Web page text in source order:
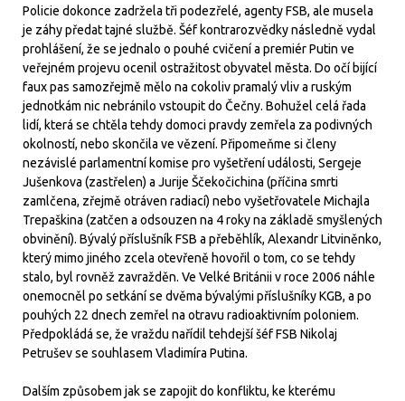
Policie dokonce zadržela tři podezřelé, agenty FSB, ale musela
je záhy předat tajné službě. Šéf kontrarozvědky následně vydal
prohlášení, že se jednalo o pouhé cvičení a premiér Putin ve
veřejném projevu ocenil ostražitost obyvatel města. Do očí bijící
faux pas samozřejmě mělo na cokoliv pramalý vliv a ruským
jednotkám nic nebránilo vstoupit do Čečny. Bohužel celá řada
lidí, která se chtěla tehdy domoci pravdy zemřela za podivných
okolností, nebo skončila ve vězení. Připomeňme si členy
nezávislé parlamentní komise pro vyšetření události, Sergeje
Jušenkova (zastřelen) a Jurije Ščekočichina (příčina smrti
zamlčena, zřejmě otráven radiací) nebo vyšetřovatele Michajla
Trepaškina (zatčen a odsouzen na 4 roky na základě smyšlených
obvinění). Bývalý příslušník FSB a přeběhlík, Alexandr Litviněnko,
který mimo jiného zcela otevřeně hovořil o tom, co se tehdy
stalo, byl rovněž zavražděn. Ve Velké Británii v roce 2006 náhle
onemocněl po setkání se dvěma bývalými příslušníky KGB, a po
pouhých 22 dnech zemřel na otravu radioaktivním poloniem.
Předpokládá se, že vraždu nařídil tehdejší šéf FSB Nikolaj
Petrušev se souhlasem Vladimíra Putina.
Dalším způsobem jak se zapojit do konfliktu, ke kterému